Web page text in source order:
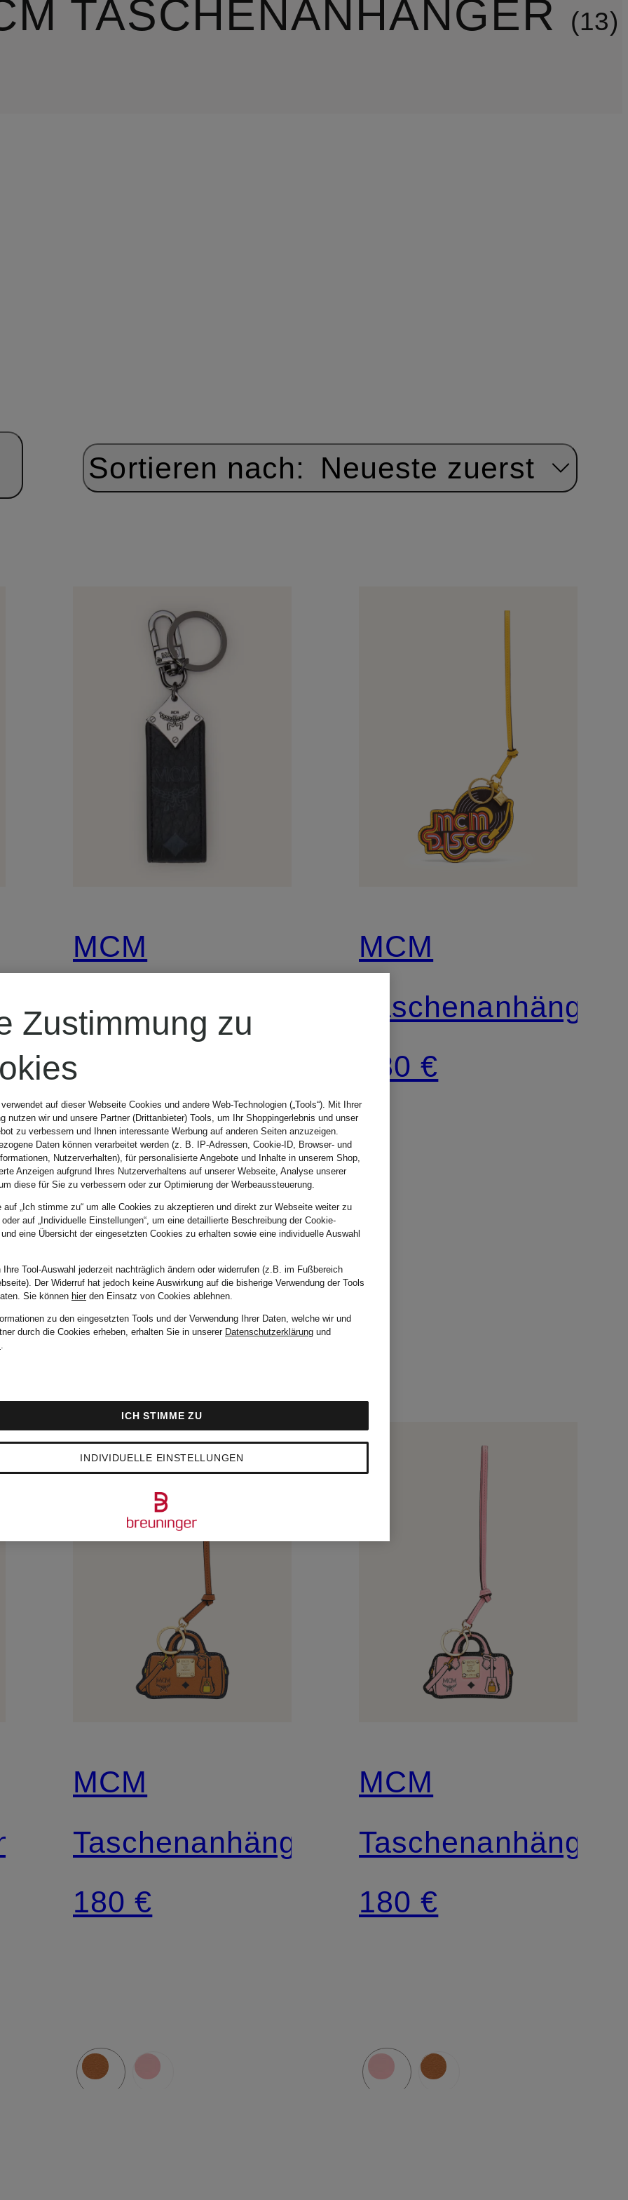
TASCHENANHÄNGER 13
Sortieren nach: Neueste zuerst
MCM
Schlüsselanhänger
VISETOS
160 €
MCM
Taschenanhänger
180 €
MCM
Taschenanhänger
180 €
MCM
Taschenanhänger
180 €
Zustimmung zu
auf dieser Webseite Cookies und andere Web-Technologien („Tools“). Mit Ihrer
nutzen wir und unsere Partner (Drittanbieter) Tools, um Ihr Shoppingerlebnis und unser
zu verbessern und Ihnen interessante Werbung auf anderen Seiten anzuzeigen.
Daten können verarbeitet werden (z. B. IP-Adressen, Cookie-ID, Browser- und
Nutzerverhalten), für personalisierte Angebote und Inhalte in unserem Shop,
Anzeigen aufgrund Ihres Nutzerverhaltens auf unserer Webseite, Analyse unserer
diese für Sie zu verbessern oder zur Optimierung der Werbeaussteuerung.
auf „Ich stimme zu“ um alle Cookies zu akzeptieren und direkt zur Webseite weiter zu
auf „Individuelle Einstellungen“, um eine detaillierte Beschreibung der Cookie-
eine Übersicht der eingesetzten Cookies zu erhalten sowie eine individuelle Auswahl
Ihre Tool-Auswahl jederzeit nachträglich ändern oder widerrufen (z.B. im Fußbereich
Der Widerruf hat jedoch keine Auswirkung auf die bisherige Verwendung der Tools
Sie können hierden Einsatz von Cookies ablehnen.
zu den eingesetzten Tools und der Verwendung Ihrer Daten, welche wir und
durch die Cookies erheben, erhalten Sie in unserer Datenschutzerklärung und
.
INDIVIDUELLE EINSTELLUNGEN
ICH STIMME ZU